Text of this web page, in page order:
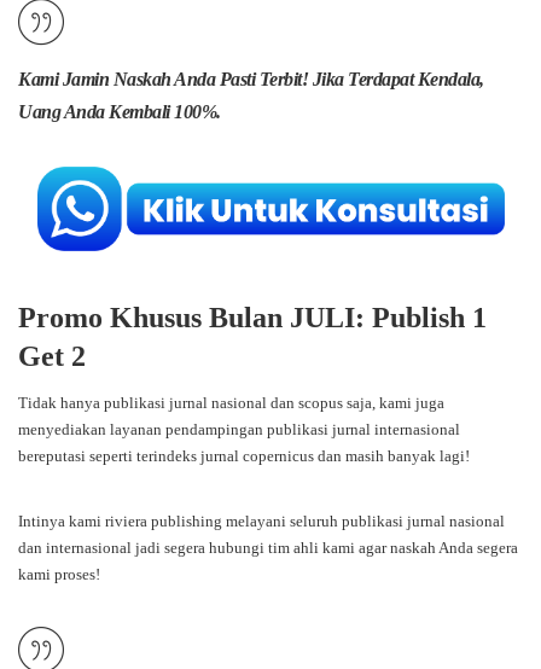
Kami Jamin Naskah Anda Pasti Terbit! Jika Terdapat Kendala,
Uang Anda Kembali 100%.
Promo Khusus Bulan JULI: Publish 1
Get 2
Tidak hanya publikasi jurnal nasional dan scopus saja, kami juga
menyediakan layanan pendampingan publikasi jurnal internasional
bereputasi seperti terindeks jurnal copernicus dan masih banyak lagi!
Intinya kami riviera publishing melayani seluruh publikasi jurnal nasional
dan internasional jadi segera hubungi tim ahli kami agar naskah Anda segera
kami proses!